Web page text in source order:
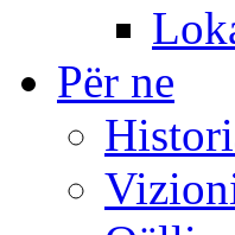
Për ne